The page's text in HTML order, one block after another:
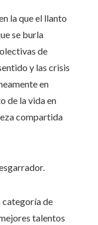
la que el llanto
se burla
de
y las crisis
en
de la vida en
compartida
categoría de
talentos